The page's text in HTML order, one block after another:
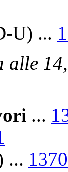
U) ...
alle
...
...